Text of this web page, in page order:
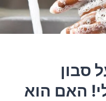
סבון
האם הוא